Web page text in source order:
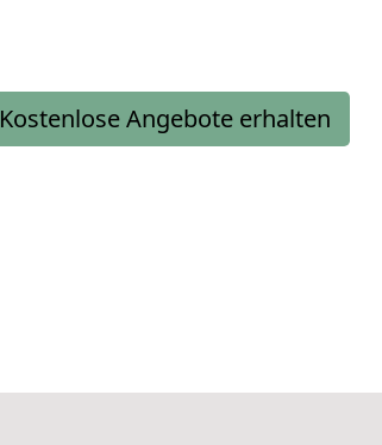
Kostenlose Angebote erhalten